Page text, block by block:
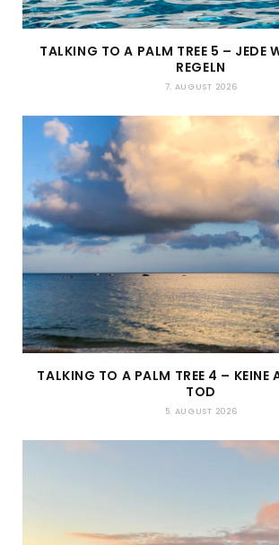
TALKING TO A PALM TREE 5 – JEDE
REGELN
7. AUGUST 2026
TALKING TO A PALM TREE 4 – KEINE
TOD
5. AUGUST 2026